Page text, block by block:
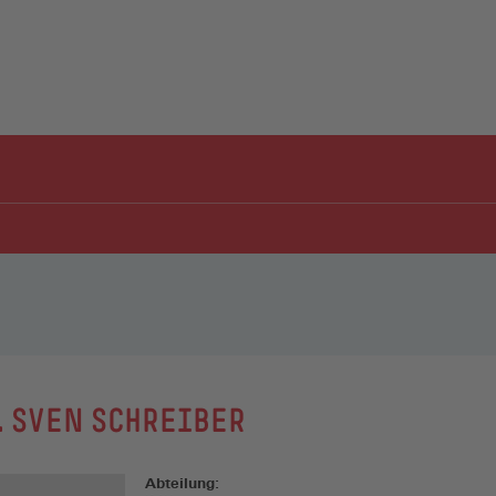
SVEN SCHREIBER
Abteilung: